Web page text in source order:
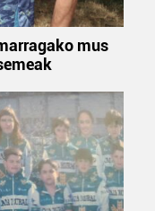
mus